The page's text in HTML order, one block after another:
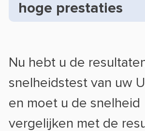
hoge prestaties
Nu hebt u de
snelheidstest van uw
en moet u de snelheid
vergelijken met de